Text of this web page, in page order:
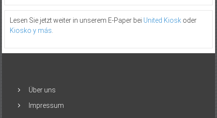
Lesen Sie jetzt weiter in unserem E-Paper bei United Kioskoder
Kiosko y más
Über uns
Impressum